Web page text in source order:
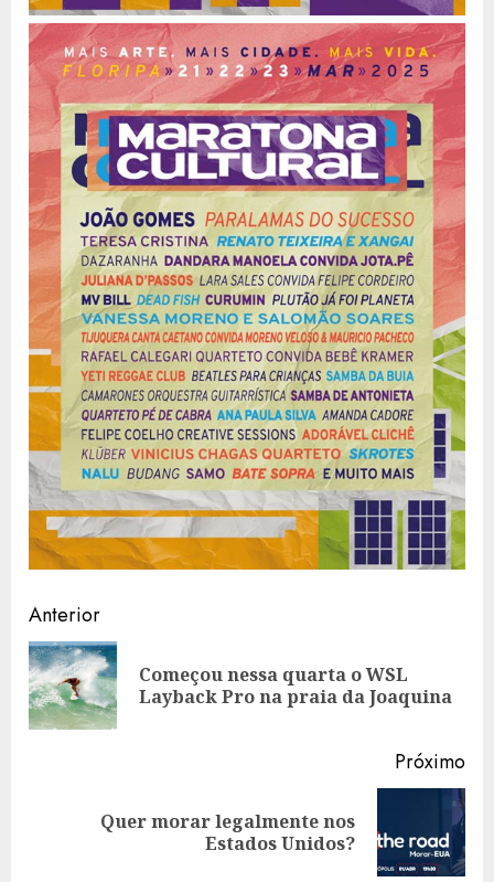
Navegação
de
artigos
Anterior
Começou nessa quarta o WSL
Layback Pro na praia da Joaquina
Próximo
Quer morar legalmente nos
Estados Unidos?